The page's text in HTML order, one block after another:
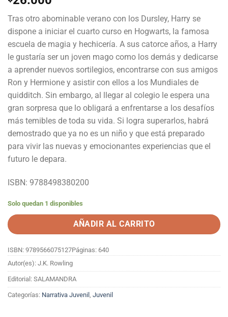
Tras otro abominable verano con los Dursley, Harry se
dispone a iniciar el cuarto curso en Hogwarts, la famosa
escuela de magia y hechicería. A sus catorce años, a Harry
le gustaría ser un joven mago como los demás y dedicarse
a aprender nuevos sortilegios, encontrarse con sus amigos
Ron y Hermione y asistir con ellos a los Mundiales de
quidditch. Sin embargo, al llegar al colegio le espera una
gran sorpresa que lo obligará a enfrentarse a los desafíos
más temibles de toda su vida. Si logra superarlos, habrá
demostrado que ya no es un niño y que está preparado
para vivir las nuevas y emocionantes experiencias que el
futuro le depara.
ISBN: 9788498380200
Solo quedan 1 disponibles
AÑADIR AL CARRITO
ISBN: 9789566075127Páginas: 640
Autor(es): J.K. Rowling
Editorial: SALAMANDRA
Categorías: Narrativa Juvenil Juvenil